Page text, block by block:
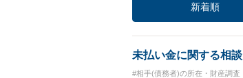
新着順
未払い金に関する相談
#相手(債務者)の所在・財産調査